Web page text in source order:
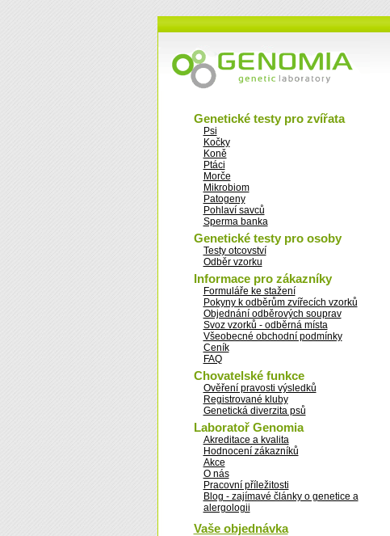
Genetické testy pro zvířata
Psi
Kočky
Koně
Ptáci
Morče
Mikrobiom
Patogeny
Pohlaví savců
Sperma banka
Genetické testy pro osoby
Testy otcovství
Odběr vzorku
Informace pro zákazníky
Formuláře ke stažení
Pokyny k odběrům zvířecích vzorků
Objednání odběrových souprav
Svoz vzorků - odběrná místa
Všeobecné obchodní podmínky
Ceník
FAQ
Chovatelské funkce
Ověření pravosti výsledků
Registrované kluby
Genetická diverzita psů
Laboratoř Genomia
Akreditace a kvalita
Hodnocení zákazníků
Akce
O nás
Pracovní příležitosti
Blog - zajímavé články o genetice a
alergologii
Vaše objednávka